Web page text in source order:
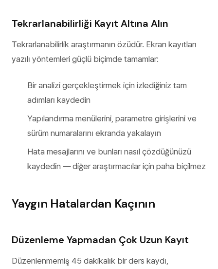
Tekrarlanabilirliği Kayıt Altına Alın
Tekrarlanabilirlik araştırmanın özüdür. Ekran kayıtları
yazılı yöntemleri güçlü biçimde tamamlar:
Bir analizi gerçekleştirmek için izlediğiniz tam
adımları kaydedin
Yapılandırma menülerini, parametre girişlerini ve
sürüm numaralarını ekranda yakalayın
Hata mesajlarını ve bunları nasıl çözdüğünüzü
kaydedin — diğer araştırmacılar için paha biçilmez
Yaygın Hatalardan Kaçının
Düzenleme Yapmadan Çok Uzun Kayıt
Düzenlenmemiş 45 dakikalık bir ders kaydı,